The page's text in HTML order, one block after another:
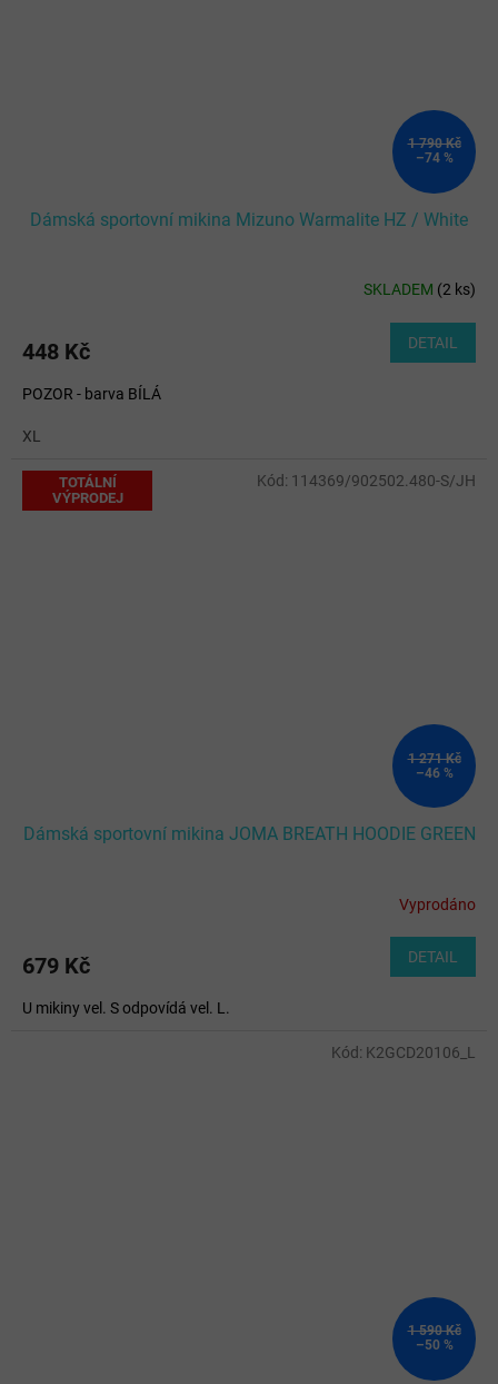
1 790 Kč
–74 %
Dámská sportovní mikina Mizuno Warmalite HZ / White
SKLADEM (2 ks)
448 Kč DETAIL
POZOR - barva BÍLÁ
XL
TOTÁLNÍ
VÝPRODEJ
1 271 Kč
–46 %
Dámská sportovní mikina JOMA BREATH HOODIE GREEN
Vyprodáno
679 Kč DETAIL
U mikiny vel. S odpovídá vel. L.
Kód: 114369/902502.480-S/JH
1 590 Kč
–50 %
Kód: K2GCD20106_L